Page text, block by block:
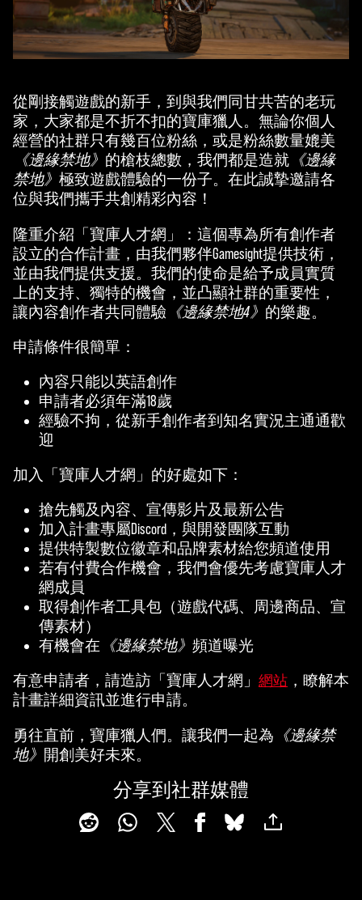
從剛接觸遊戲的新手，到與我們同甘共苦的老玩
家，大家都是不折不扣的寶庫獵人。無論你個人
經營的社群只有幾百位粉絲，或是粉絲數量媲美
《邊緣禁地》 的槍枝總數，我們都是造就 《邊緣
禁地》 極致遊戲體驗的一份子。在此誠摯邀請各
位與我們攜手共創精彩內容！
隆重介紹「寶庫人才網」：這個專為所有創作者
設立的合作計畫，由我們夥伴Gamesight提供技術，
並由我們提供支援。我們的使命是給予成員實質
上的支持、獨特的機會，並凸顯社群的重要性，
讓內容創作者共同體驗 《邊緣禁地4》 的樂趣。
申請條件很簡單：
內容只能以英語創作
申請者必須年滿18歲
經驗不拘，從新手創作者到知名實況主通通歡
迎
加入「寶庫人才網」的好處如下：
搶先觸及內容、宣傳影片及最新公告
加入計畫專屬Discord，與開發團隊互動
提供特製數位徽章和品牌素材給您頻道使用
若有付費合作機會，我們會優先考慮寶庫人才
網成員
取得創作者工具包（遊戲代碼、周邊商品、宣
傳素材）
有機會在 《邊緣禁地》 頻道曝光
有意申請者，請造訪「寶庫人才網」 網站 ，瞭解本
計畫詳細資訊並進行申請。
勇往直前，寶庫獵人們。讓我們一起為 《邊緣禁
地》 開創美好未來。
分享到社群媒體